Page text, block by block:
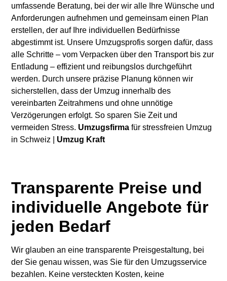
umfassende Beratung, bei der wir alle Ihre Wünsche und
Anforderungen aufnehmen und gemeinsam einen Plan
erstellen, der auf Ihre individuellen Bedürfnisse
abgestimmt ist. Unsere Umzugsprofis sorgen dafür, dass
alle Schritte – vom Verpacken über den Transport bis zur
Entladung – effizient und reibungslos durchgeführt
werden. Durch unsere präzise Planung können wir
sicherstellen, dass der Umzug innerhalb des
vereinbarten Zeitrahmens und ohne unnötige
Verzögerungen erfolgt. So sparen Sie Zeit und
vermeiden Stress. Umzugsfirmafür stressfreien Umzug
in Schweiz | Umzug Kraft
Transparente Preise und
individuelle Angebote für
jeden Bedarf
Wir glauben an eine transparente Preisgestaltung, bei
der Sie genau wissen, was Sie für den Umzugsservice
bezahlen. Keine versteckten Kosten, keine